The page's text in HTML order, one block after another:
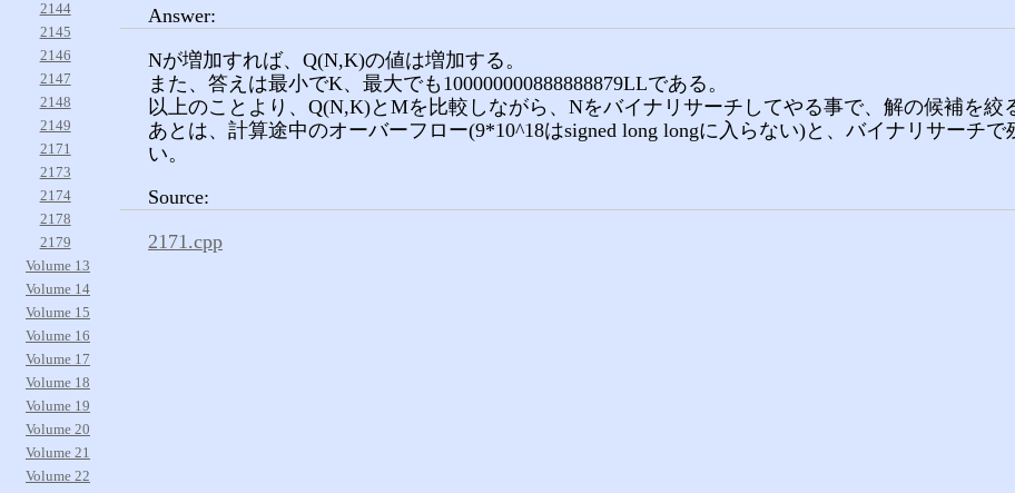
2144
2145
2146
2147
2148
2149
2171
2173
2174
2178
2179
Volume 13
Volume 14
Volume 15
Volume 16
Volume 17
Volume 18
Volume 19
Volume 20
Volume 21
Volume 22
Answer:
Nが増加すれば、Q(N,K)の値は増加する。
また、答えは最小でK、最大でも100000000888888879LLである。
以上のことより、Q(N,K)とMを比較しながら、Nをバイナリサーチしてやる事で、解の候補を絞
あとは、計算途中のオーバーフロー(9*10^18はsigned long longに入らない)と、バイナリサーチ
い。
Source:
2171.cpp